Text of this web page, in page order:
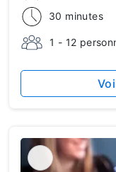
30 minutes
1 - 12